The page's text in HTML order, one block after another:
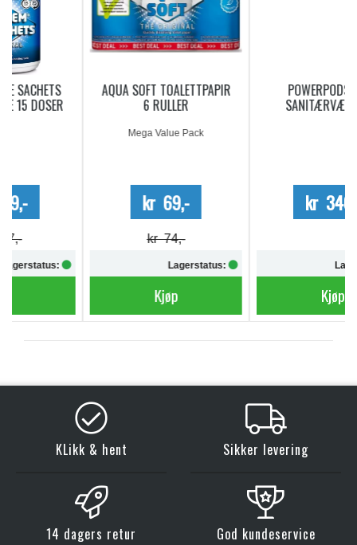
AQUA SOFT TOALETTPAPIR
Mega Value Pack
POWERPODS BLUE
SANITÆRVÆSKE 20
KLikk & hent Sikker levering
14 dagers retur God kundeservice